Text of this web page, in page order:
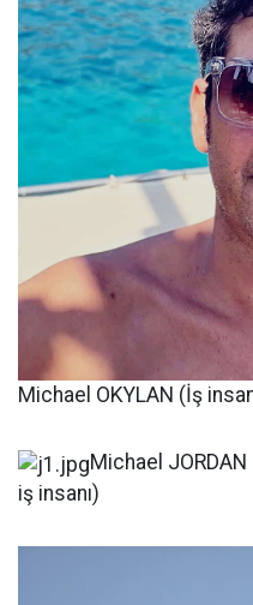
Michael OKYLAN (İş
Michael
iş insanı)